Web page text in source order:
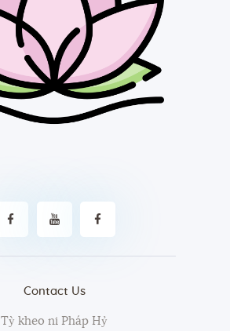
Contact Us
Tỳ kheo ni Pháp Hỷ